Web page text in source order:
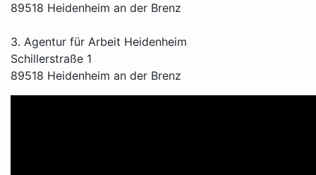
89518 Heidenheim an der Brenz
3. Agentur für Arbeit Heidenheim
Schillerstraße 1
89518 Heidenheim an der Brenz